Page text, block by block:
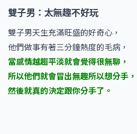
雙子男：太無趣不好玩
雙子男天生充滿旺盛的好奇心，
他們做事有著三分鐘熱度的毛病，
當感情越趨平淡就會覺得很無聊，
所以他們就會冒出無趣所以想分手，
然後就真的決定跟你分手了。